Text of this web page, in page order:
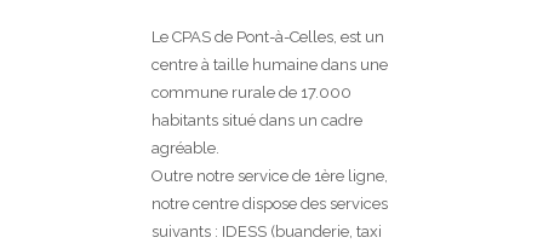
Le CPAS de Pont-à-Celles, est un
centre à taille humaine dans une
commune rurale de 17.000
habitants situé dans un cadre
agréable.
Outre notre service de 1ère ligne,
notre centre dispose des services
suivants : IDESS (buanderie, taxi